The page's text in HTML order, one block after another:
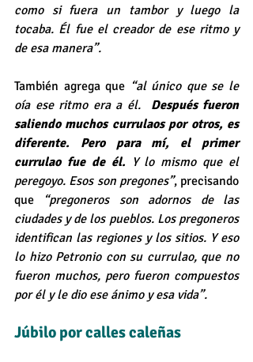
como si fuera un tambor y luego la
tocaba. Él fue el creador de ese ritmo y
de esa manera”.
También agrega que “al único que se le
oía ese ritmo era a él. Después fueron
saliendo muchos currulaos por otros, es
diferente. Pero para mí, el primer
currulao fue de él. Y lo mismo que el
peregoyo. Esos son pregones”, precisando
que
“pregoneros son adornos de las
ciudades y de los pueblos. Los pregoneros
identifican las regiones y los sitios. Y eso
lo hizo Petronio con su currulao, que no
fueron muchos, pero fueron compuestos
por él y le dio ese ánimo y esa vida”.
Júbilo por calles caleñas